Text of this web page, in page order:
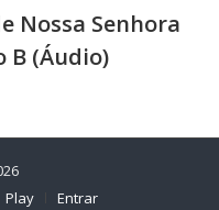
Nossa Senhora
B (Áudio)
Play Entrar